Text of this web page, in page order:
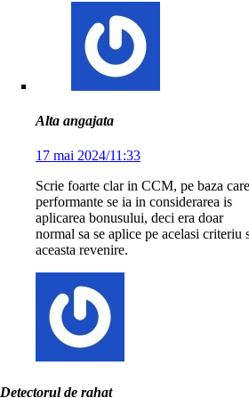
Alta angajata
17 mai 2024/11:33
Scrie foarte clar in CCM, pe baza
performante se ia in considerarea is
aplicarea bonusului, deci era doar
normal sa se aplice pe acelasi criteriu
aceasta revenire.
Detectorul de rahat